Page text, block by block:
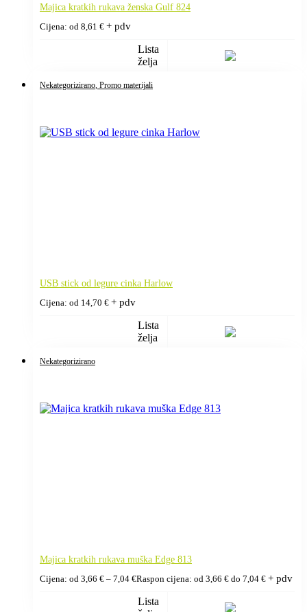
Majica kratkih rukava ženska Gulf 824
Cijena: od 8,61 € + pdv
Lista
želja
Nekategorizirano , Promo materijali
USB stick od legure cinka Harlow
Cijena: od 14,70 € + pdv
Lista
želja
Nekategorizirano
Majica kratkih rukava muška Edge 813
Cijena: od 3,66 € – 7,04 €Raspon cijena: od 3,66 € do 7,04 € + pdv
Lista